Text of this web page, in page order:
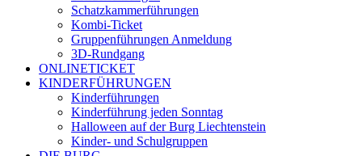
Schatzkammerführungen
Kombi-Ticket
Gruppenführungen Anmeldung
3D-Rundgang
ONLINETICKET
KINDERFÜHRUNGEN
Kinderführungen
Kinderführung jeden Sonntag
Halloween auf der Burg Liechtenstein
Kinder- und Schulgruppen